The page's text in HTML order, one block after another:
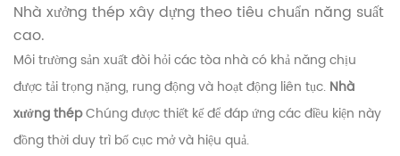
Nhà xưởng thép xây dựng theo tiêu chuẩn năng suất
cao.
Môi trường sản xuất đòi hỏi các tòa nhà có khả năng chịu
được tải trọng nặng, rung động và hoạt động liên tục. Nhà
xưởng thépChúng được thiết kế để đáp ứng các điều kiện này
đồng thời duy trì bố cục mở và hiệu quả.